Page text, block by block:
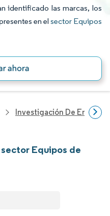
identificado las marcas, los
en el sector Equipos
Investigación De Energía
Equipos de